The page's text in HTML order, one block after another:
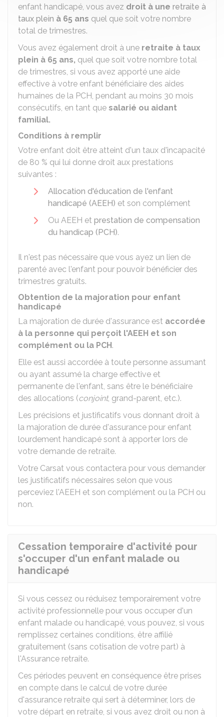
enfant handicapé, vous avez droit à une retraite à
taux plein à 65 ans quel que soit votre nombre
total de trimestres.
Vous avez également droit à une retraite à taux
plein à 65 ans, quel que soit votre nombre total
de trimestres, si vous avez apporté une aide
effective à votre enfant bénéficiaire des aides
humaines de la PCH, pendant au moins 30 mois
consécutifs, en tant que salarié ou aidant
familial.
Conditions à remplir
Votre enfant doit être atteint d'un taux d'incapacité
de 80 % qui lui donne droit aux prestations
suivantes :
Allocation d'éducation de l'enfant
handicapé (AEEH) et son complément
Ou AEEH et prestation de compensation
du handicap (PCH).
Il n'est pas nécessaire que vous ayez un lien de
parenté avec l'enfant pour pouvoir bénéficier des
trimestres gratuits.
Obtention de la majoration pour enfant
handicapé
La majoration de durée d'assurance est accordée
à la personne qui perçoit l'AEEH et son
complément ou la PCH.
Elle est aussi accordée à toute personne assumant
ou ayant assumé la charge effective et
permanente de l'enfant, sans être le bénéficiaire
des allocations (conjoint, grand-parent, etc.).
Les précisions et justificatifs vous donnant droit à
la majoration de durée d'assurance pour enfant
lourdement handicapé sont à apporter lors de
votre demande de retraite.
Votre Carsat vous contactera pour vous demander
les justificatifs nécessaires selon que vous
perceviez l'AEEH et son complément ou la PCH ou
non.
Cessation temporaire d'activité pour
s'occuper d'un enfant malade ou
handicapé
Si vous cessez ou réduisez temporairement votre
activité professionnelle pour vous occuper d'un
enfant malade ou handicapé, vous pouvez, si vous
remplissez certaines conditions, être affilié
gratuitement (sans cotisation de votre part) à
l'Assurance retraite.
Ces périodes peuvent en conséquence être prises
en compte dans le calcul de votre durée
d'assurance retraite qui sert à déterminer, lors de
votre départ en retraite, si vous avez droit ou non à